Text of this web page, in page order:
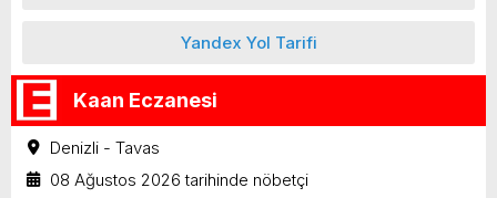
Yandex Yol Tarifi
Kaan Eczanesi
Denizli - Tavas
08 Ağustos 2026 tarihinde nöbetçi